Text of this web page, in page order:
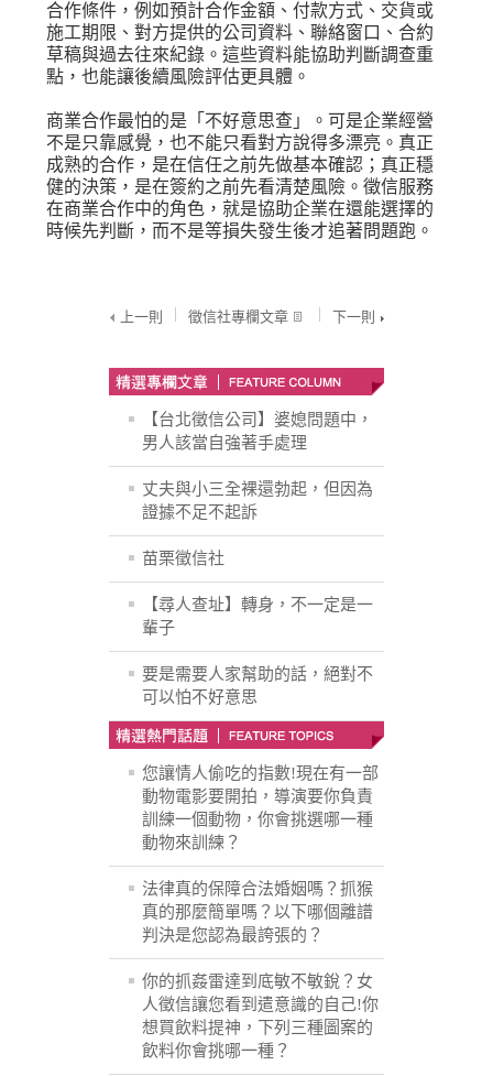
合作條件，例如預計合作金額、付款方式、交貨或
施工期限、對方提供的公司資料、聯絡窗口、合約
草稿與過去往來紀錄。這些資料能協助判斷調查重
點，也能讓後續風險評估更具體。
商業合作最怕的是「不好意思查」。可是企業經營
不是只靠感覺，也不能只看對方說得多漂亮。真正
成熟的合作，是在信任之前先做基本確認；真正穩
健的決策，是在簽約之前先看清楚風險。徵信服務
在商業合作中的角色，就是協助企業在還能選擇的
時候先判斷，而不是等損失發生後才追著問題跑。
上一則 徵信社專欄文章 下一則
【台北徵信公司】婆媳問題中，
男人該當自強著手處理
丈夫與小三全裸還勃起，但因為
證據不足不起訴
苗栗徵信社
【尋人查址】轉身，不一定是一
輩子
要是需要人家幫助的話，絕對不
可以怕不好意思
您讓情人偷吃的指數!現在有一部
動物電影要開拍，導演要你負責
訓練一個動物，你會挑選哪一種
動物來訓練？
法律真的保障合法婚姻嗎？抓猴
真的那麼簡單嗎？以下哪個離譜
判決是您認為最誇張的？
你的抓姦雷達到底敏不敏銳？女
人徵信讓您看到遣意識的自己!你
想買飲料提神，下列三種圖案的
飲料你會挑哪一種？